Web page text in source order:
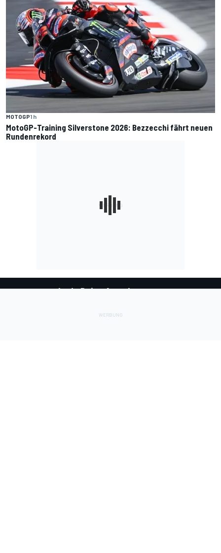
MOTOGP1 h
MotoGP-Training Silverstone 2026: Bezzecchi fährt neuen
Rundenrekord
Lade Deine Apps herunter